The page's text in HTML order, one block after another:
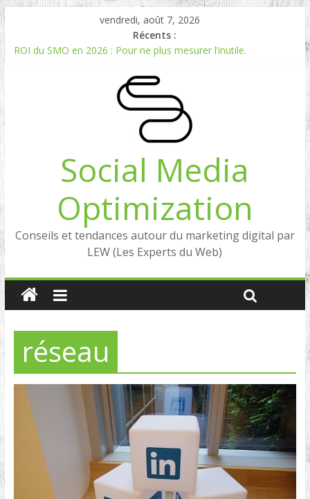
vendredi, août 7, 2026
Récents :
ROI du SMO en 2026 : Pour ne plus mesurer l’inutile.
Experts en Social Listening en France : qui sont les références
Reddit, la brique manquante entre Social Intelligence et AIO
Comment votre e-réputation dépend du social listening et des
Social Media
Optimization
Conseils et tendances autour du marketing digital par
LEW (Les Experts du Web)
réseau